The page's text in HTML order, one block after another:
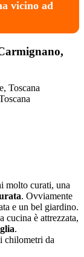
vicino ad
molto curati, una
. Ovviamente
e un bel giardino.
cucina è attrezzata,
.
chilometri da